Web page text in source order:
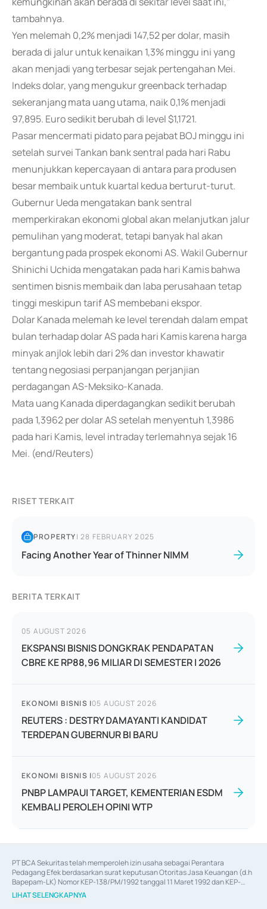
tambahnya.
Yen melemah 0,2% menjadi 147,52 per dolar, masih
berada di jalur untuk kenaikan 1,3% minggu ini yang
akan menjadi yang terbesar sejak pertengahan Mei.
Indeks dolar, yang mengukur greenback terhadap
sekeranjang mata uang utama, naik 0,1% menjadi
97,895. Euro sedikit berubah di level $1,1721.
Pasar mencermati pidato para pejabat BOJ minggu ini
setelah survei Tankan bank sentral pada hari Rabu
menunjukkan kepercayaan di antara para produsen
besar membaik untuk kuartal kedua berturut-turut.
Gubernur Ueda mengatakan bank sentral
memperkirakan ekonomi global akan melanjutkan jalur
pemulihan yang moderat, tetapi banyak hal akan
bergantung pada prospek ekonomi AS. Wakil Gubernur
Shinichi Uchida mengatakan pada hari Kamis bahwa
sentimen bisnis membaik dan laba perusahaan tetap
tinggi meskipun tarif AS membebani ekspor.
Dolar Kanada melemah ke level terendah dalam empat
bulan terhadap dolar AS pada hari Kamis karena harga
minyak anjlok lebih dari 2% dan investor khawatir
tentang negosiasi perpanjangan perjanjian
perdagangan AS-Meksiko-Kanada.
Mata uang Kanada diperdagangkan sedikit berubah
pada 1,3962 per dolar AS setelah menyentuh 1,3986
pada hari Kamis, level intraday terlemahnya sejak 16
Mei. (end/Reuters)
RISET TERKAIT
PROPERTY|28 FEBRUARY 2025
Facing Another Year of Thinner NIMM
BERITA TERKAIT
05 AUGUST 2026
EKSPANSI BISNIS DONGKRAK PENDAPATAN
CBRE KE RP88,96 MILIAR DI SEMESTER I 2026
EKONOMI BISNIS |05 AUGUST 2026
REUTERS : DESTRY DAMAYANTI KANDIDAT
TERDEPAN GUBERNUR BI BARU
EKONOMI BISNIS |05 AUGUST 2026
PNBP LAMPAUI TARGET, KEMENTERIAN ESDM
KEMBALI PEROLEH OPINI WTP
PT BCA Sekuritas telah memperoleh izin usaha sebagai Perantara
Pedagang Efek berdasarkan surat keputusan Otoritas Jasa Keuangan (d.h
Bapepam-LK) Nomor KEP-138/PM/1992 tanggal 11 Maret 1992 dan KEP-
06/D.04/2014 tanggal 28 Februari 2014, izin usaha sebagai Penjamin Emisi
Efek berdasarkan surat keputusan Otoritas Jasa Keuangan Nomor KEP-
LIHAT SELENGKAPNYA